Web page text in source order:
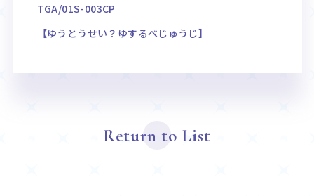
TGA/01S-003CP
【ゆうとうせい？ゆするべじゅうじ】
Return to List